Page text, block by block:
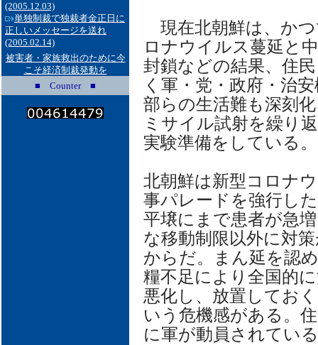
(2005.12.03)
単独制裁で独裁者金正日に
正しいメッセージを送れ
(2005.02.14)
被害者・家族救出のために今
こそ経済制裁発動を
■ Counter ■
現在北朝鮮は、か
ロナウイルス蔓延と
封鎖などの結果、住
く軍・党・政府・治
部らの生活難も深刻
ミサイル試射を繰り
実験準備をしている。
北朝鮮は新型コロナ
事パレードを強行し
平壌にまで患者が急
な移動制限以外に対
からだ。まん延を認
糧不足により全国的
悪化し、放置してお
いう危機感がある。
に軍が動員されてい